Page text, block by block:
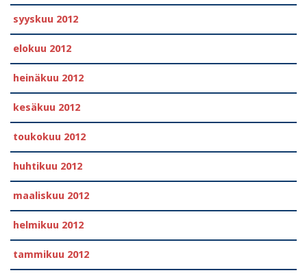
syyskuu 2012
elokuu 2012
heinäkuu 2012
kesäkuu 2012
toukokuu 2012
huhtikuu 2012
maaliskuu 2012
helmikuu 2012
tammikuu 2012